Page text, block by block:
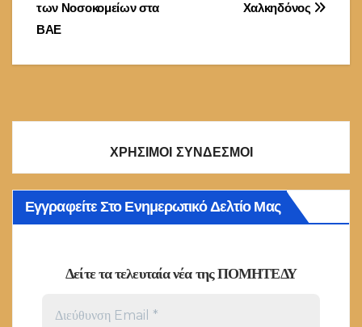
Χαλκηδόνος
των Νοσοκομείων στα
ΒΑΕ
ΧΡΗΣΙΜΟΙ ΣΥΝΔΕΣΜΟΙ
Εγγραφείτε Στο Ενημερωτικό Δελτίο Μας
Δείτε τα τελευταία νέα της ΠΟΜΗΤΕΔΥ